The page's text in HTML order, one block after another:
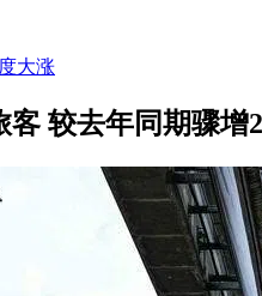
大涨
较去年同期骤增